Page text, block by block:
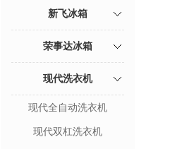
新飞冰箱
荣事达冰箱
现代洗衣机
现代全自动洗衣机
现代双杠洗衣机